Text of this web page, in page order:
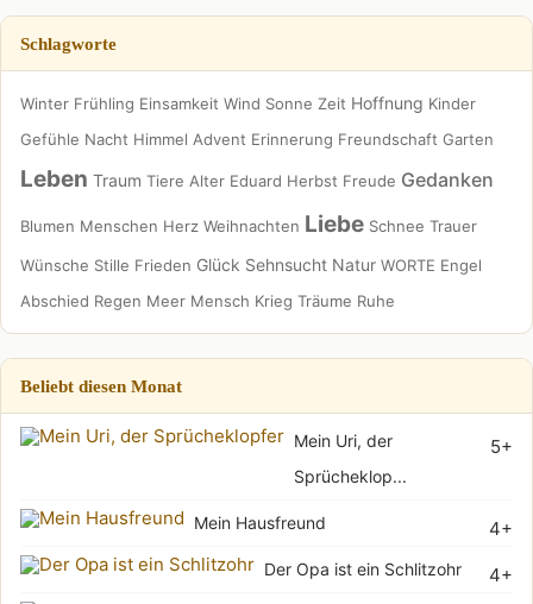
Schlagworte
Winter Frühling Einsamkeit Wind Sonne Zeit Hoffnung Kinder
Gefühle Nacht Himmel Advent Erinnerung Freundschaft Garten
Leben Traum Tiere Alter Eduard Herbst Freude Gedanken
Blumen Menschen Herz Weihnachten Liebe Schnee Trauer
Wünsche Stille Frieden Glück Sehnsucht Natur WORTE Engel
Abschied Regen Meer Mensch Krieg Träume Ruhe
Beliebt diesen Monat
5+
Mein Uri, der
Sprücheklop...
4+
Mein Hausfreund
4+
Der Opa ist ein Schlitzohr